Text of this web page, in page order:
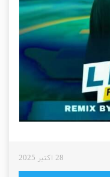
28 اکتبر 2025